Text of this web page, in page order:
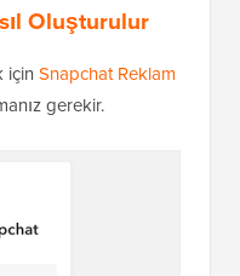
Oluşturulur
için Snapchat Reklam
gerekir.